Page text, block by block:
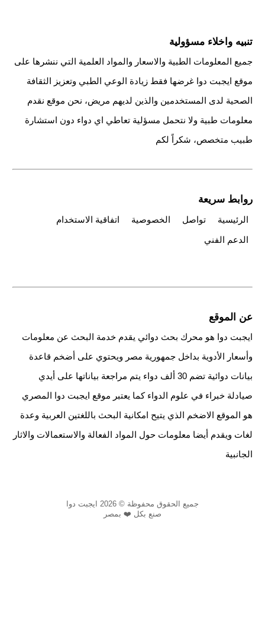
تنبيه واخلاء مسؤولية
جميع المعلومات الطبية والاسعار والمواد العلمية التي ننشرها على
موقع ايجبت دوا غرضها فقط زيادة الوعي الطبي وتعزيز الثقافة
الصحية لدى المستخدمين والذين لديهم مريض، نحن موقع نقدم
معلومات طبية ولا نتحمل مسؤلية تعاطي اي دواء دون استشارة
طبيب متخصص، شكراً لكم
روابط سريعة
الرئيسية تواصل الخصوصية
اتفاقية الاستخدام
الدعم الفني
عن الموقع
ايجبت دوا هو محرك بحث دوائي يقدم خدمة البحث عن معلومات
وأسعار الأدوية بداخل جمهورية مصر ويحتوي على أضخم قاعدة
بيانات دوائية تضم 30 ألف دواء يتم مراجعة بياناتها على أيدي
صيادلة خبراء في علوم الدواء كما يعتبر موقع ايجبت دوا المصري
هو الموقع الاضخم الذي يتيح امكانية البحث باللغتين العربية وعدة
لغات ويقدم أيضا معلومات حول المواد الفعالة والاستعمالات والاثار
الجانبية
جميع الحقوق محفوظة © 2026 ايجبت دوا
صنع بكل ❤️ بمصر